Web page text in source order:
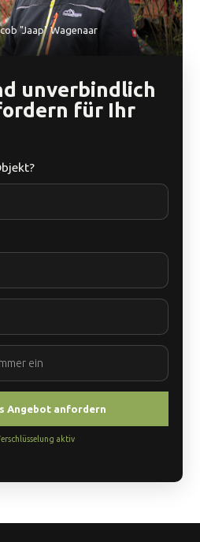
"Jaap" Wagenaar
unverbindlich
für Ihr
aktiv